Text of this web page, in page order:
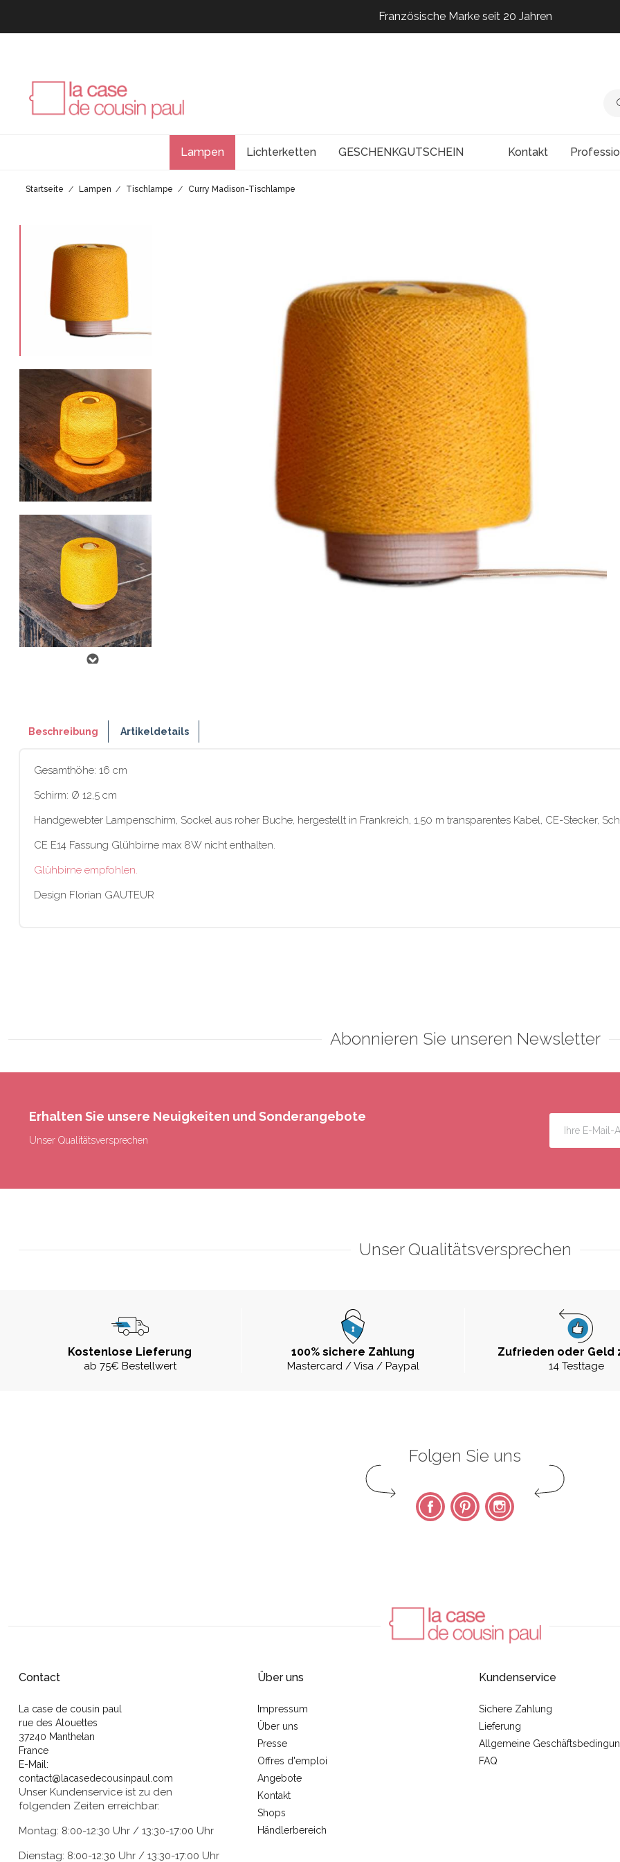
Französische Marke seit 20 Jahren
Französische Marke seit 20 Jahren
Lampen Lichterketten GESCHENKGUTSCHEIN Kontakt
Startseite Lampen Tischlampe Curry Madison-Tischlampe
Beschreibung Artikeldetails
Gesamthöhe: 16 cm
Schirm: Ø 12,5 cm
Handgewebter Lampenschirm, Sockel aus roher Buche, hergestellt in Frankreich, 1,50 m transparentes Kabel, CE-Stecker,
CE E14 Fassung Glühbirne max 8W nicht enthalten.
Glühbirne empfohlen.
Design Florian GAUTEUR
Abonnieren Sie unseren Newsletter
Erhalten Sie unsere Neuigkeiten und Sonderangebote
Unser Qualitätsversprechen
Unser Qualitätsversprechen
Kostenlose Lieferung
ab 75€ Bestellwert
100% sichere Zahlung
Mastercard / Visa / Paypal
Zufrieden oder Geld
14 Testtage
Folgen Sie uns
FacebookPinterest Instagram
Contact
La case de cousin paul
rue des Alouettes
37240 Manthelan
France
E-Mail:
contact@lacasedecousinpaul.com
Unser Kundenservice ist zu den
folgenden Zeiten erreichbar:
Montag: 8:00-12:30 Uhr / 13:30-17:00 Uhr
Dienstag: 8:00-12:30 Uhr / 13:30-17:00 Uhr
Über uns
Impressum
Über uns
Presse
Offres d'emploi
Angebote
Kontakt
Shops
Händlerbereich
Kundenservice
Sichere Zahlung
Lieferung
Allgemeine
FAQ